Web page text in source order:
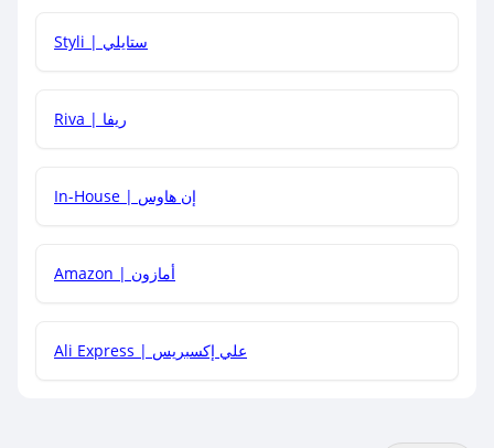
هل يمكنني جمع كود خصم مع العروض الأخرى؟
Styli | ستايلي
Riva | ريفا
In-House | إن هاوس
Amazon | أمازون
Ali Express | علي إكسبريس